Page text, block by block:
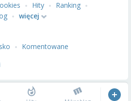
Hity
Ranking
więcej
Komentowane